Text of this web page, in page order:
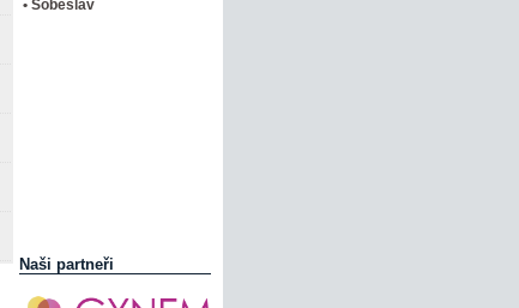
• Soběslav
Naši partneři